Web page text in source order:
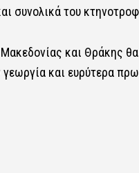
συνολικά του
και Θράκης
και ευρύτερα